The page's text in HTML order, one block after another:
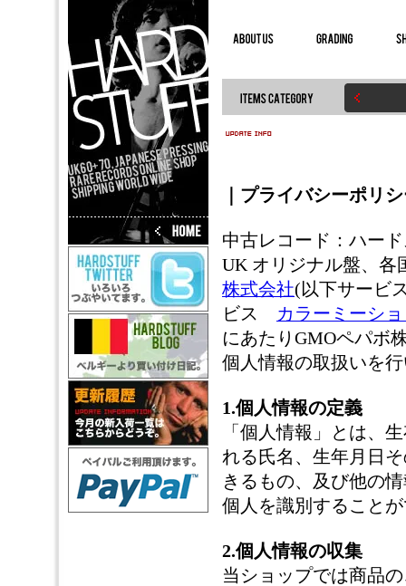
｜プライバシーポリ
中古レコード：ハー
UK オリジナル盤、各
株式会社(以下サービ
ビス カラーミーシ
にあたりGMOペパボ
個人情報の取扱いを
1.個人情報の定義
「個人情報」とは、
れる氏名、生年月日
きるもの、及び他の
個人を識別すること
2.個人情報の収集
当ショップでは商品